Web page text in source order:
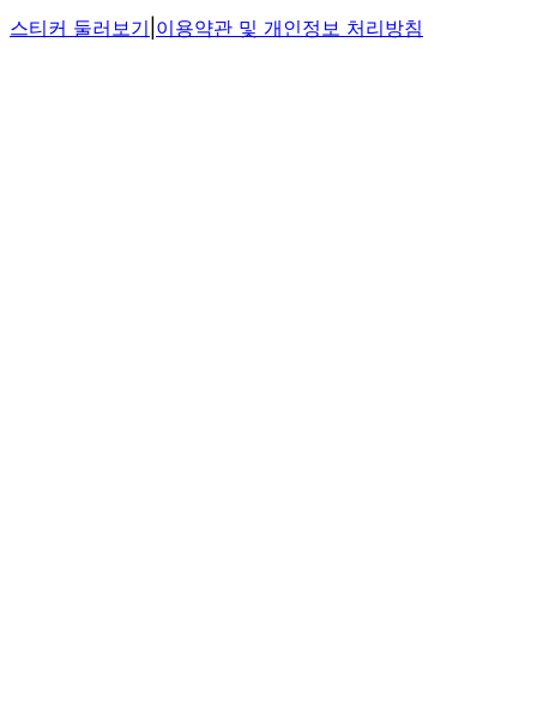
스티커 둘러보기 이용약관 및 개인정보 처리방침